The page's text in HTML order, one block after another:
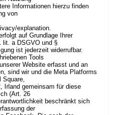
Informationen hierzu finden
von
explanation.
auf Grundlage Ihrer
lit. a DSGVO und §
ist jederzeit widerrufbar.
Tools
Website erfasst und an
sind wir und die Meta Platforms
Square,
Irland gemeinsam für diese
(Art. 26
beschränkt sich
der